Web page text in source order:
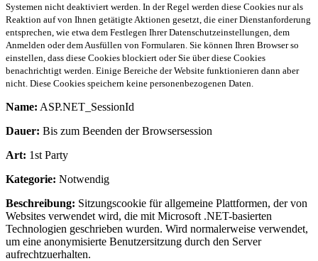
Systemen nicht deaktiviert werden. In der Regel werden diese Cookies nur als
Reaktion auf von Ihnen getätigte Aktionen gesetzt, die einer Dienstanforderung
entsprechen, wie etwa dem Festlegen Ihrer Datenschutzeinstellungen, dem
Anmelden oder dem Ausfüllen von Formularen. Sie können Ihren Browser so
einstellen, dass diese Cookies blockiert oder Sie über diese Cookies
benachrichtigt werden. Einige Bereiche der Website funktionieren dann aber
nicht. Diese Cookies speichern keine personenbezogenen Daten.
Name: ASP.NET_SessionId
Dauer: Bis zum Beenden der Browsersession
Art: 1st Party
Kategorie: Notwendig
Beschreibung: Sitzungscookie für allgemeine Plattformen, der von
Websites verwendet wird, die mit Microsoft .NET-basierten
Technologien geschrieben wurden. Wird normalerweise verwendet,
um eine anonymisierte Benutzersitzung durch den Server
aufrechtzuerhalten.